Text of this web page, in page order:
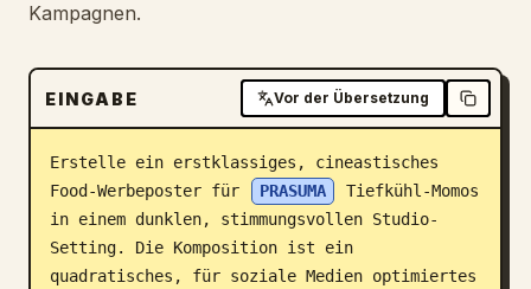
Blog
Updates
Kampagnen.
EINGABE Vor der Übersetzung
Erstelle ein erstklassiges, cineastisches
Food-Werbeposter für
PRASUMA
Tiefkühl-Momos
in einem dunklen, stimmungsvollen Studio-
Setting. Die Komposition ist ein
quadratisches, für soziale Medien optimiertes